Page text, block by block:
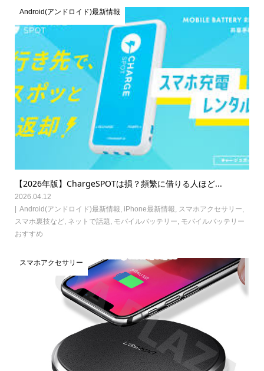
Android(アンドロイド)最新情報
【2026年版】ChargeSPOTは損？頻繁に借りる人ほど...
2026.04.12
Android(アンドロイド)最新情報, iPhone最新情報, スマホアクセサリー,
スマホ裏技など, ネットで話題, モバイルバッテリー, モバイルバッテリー
おすすめ
スマホアクセサリー